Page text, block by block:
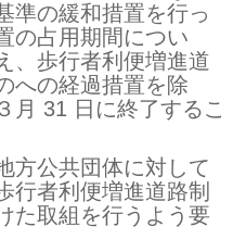
準の緩和措置を行っ
の占用期間につい
、歩行者利便増進道
への経過措置を除
月 31 日に終了するこ
方公共団体に対して
行者利便増進道路制
た取組を行うよう要